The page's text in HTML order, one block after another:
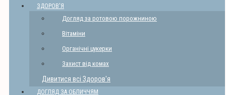
ЗДОРОВ'Я
Догляд за ротовою порожниною
Вітаміни
Органічні цукерки
Захист від комах
Дивитися всі Здоров'я
ДОГЛЯД ЗА ОБЛИЧЧЯМ